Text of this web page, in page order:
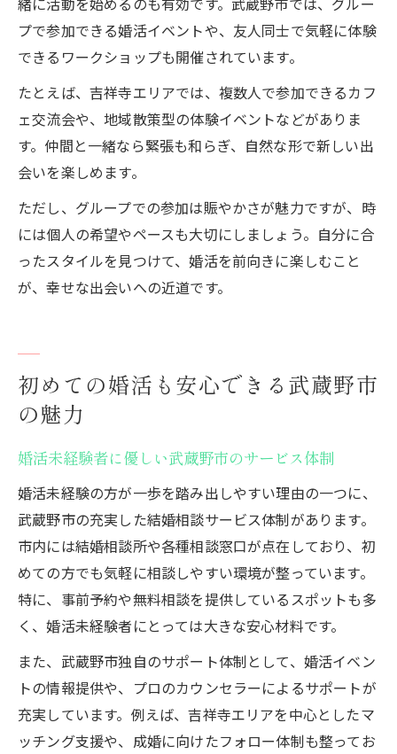
プで参加できる婚活イベントや、友人同士で気軽に体験
できるワークショップも開催されています。
たとえば、吉祥寺エリアでは、複数人で参加できるカフ
ェ交流会や、地域散策型の体験イベントなどがありま
す。仲間と一緒なら緊張も和らぎ、自然な形で新しい出
会いを楽しめます。
ただし、グループでの参加は賑やかさが魅力ですが、時
には個人の希望やペースも大切にしましょう。自分に合
ったスタイルを見つけて、婚活を前向きに楽しむこと
が、幸せな出会いへの近道です。
初めての婚活も安心できる武蔵野市
の魅力
婚活未経験者に優しい武蔵野市のサービス体制
婚活未経験の方が一歩を踏み出しやすい理由の一つに、
武蔵野市の充実した結婚相談サービス体制があります。
市内には結婚相談所や各種相談窓口が点在しており、初
めての方でも気軽に相談しやすい環境が整っています。
特に、事前予約や無料相談を提供しているスポットも多
く、婚活未経験者にとっては大きな安心材料です。
また、武蔵野市独自のサポート体制として、婚活イベン
トの情報提供や、プロのカウンセラーによるサポートが
充実しています。例えば、吉祥寺エリアを中心としたマ
ッチング支援や、成婚に向けたフォロー体制も整ってお